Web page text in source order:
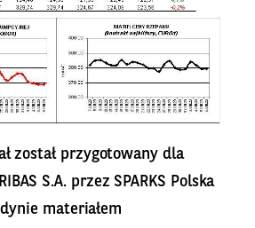
został przygotowany dla
S.A. przez SPARKS Polska
materiałem